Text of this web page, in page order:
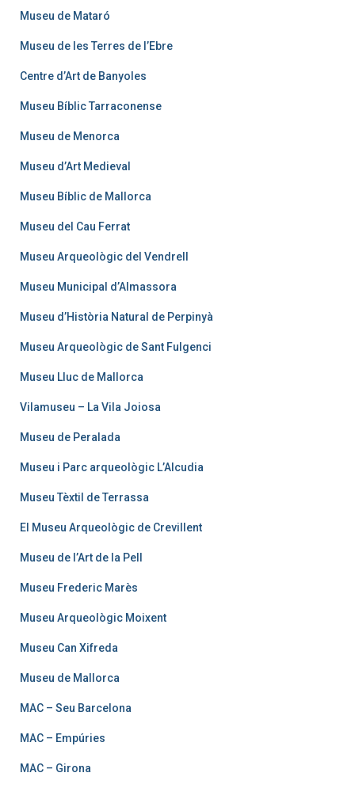
Museu de Mataró
Museu de les Terres de l’Ebre
Centre d’Art de Banyoles
Museu Bíblic Tarraconense
Museu de Menorca
Museu d’Art Medieval
Museu Bíblic de Mallorca
Museu del Cau Ferrat
Museu Arqueològic del Vendrell
Museu Municipal d’Almassora
Museu d’Història Natural de Perpinyà
Museu Arqueològic de Sant Fulgenci
Museu Lluc de Mallorca
Vilamuseu – La Vila Joiosa
Museu de Peralada
Museu i Parc arqueològic L’Alcudia
Museu Tèxtil de Terrassa
El Museu Arqueològic de Crevillent
Museu de l’Art de la Pell
Museu Frederic Marès
Museu Arqueològic Moixent
Museu Can Xifreda
Museu de Mallorca
MAC – Seu Barcelona
MAC – Empúries
MAC – Girona